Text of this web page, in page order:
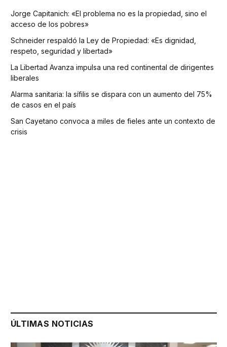
Jorge Capitanich: «El problema no es la propiedad, sino el
acceso de los pobres»
Schneider respaldó la Ley de Propiedad: «Es dignidad,
respeto, seguridad y libertad»
La Libertad Avanza impulsa una red continental de dirigentes
liberales
Alarma sanitaria: la sífilis se dispara con un aumento del 75%
de casos en el país
San Cayetano convoca a miles de fieles ante un contexto de
crisis
ÚLTIMAS NOTICIAS